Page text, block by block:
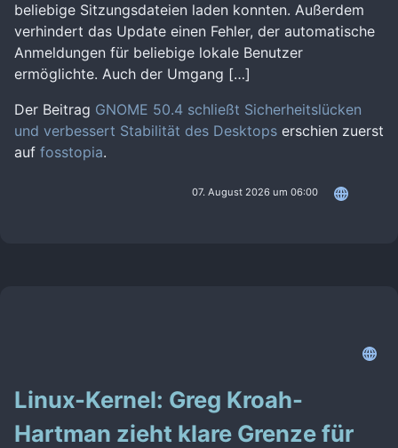
beliebige Sitzungsdateien laden konnten. Außerdem
verhindert das Update einen Fehler, der automatische
Anmeldungen für beliebige lokale Benutzer
ermöglichte. Auch der Umgang […]
Der Beitrag GNOME 50.4 schließt Sicherheitslücken
und verbessert Stabilität des Desktops erschien zuerst
auf fosstopia.
07. August 2026 um 06:00
Linux-Kernel: Greg Kroah-
Hartman zieht klare Grenze für